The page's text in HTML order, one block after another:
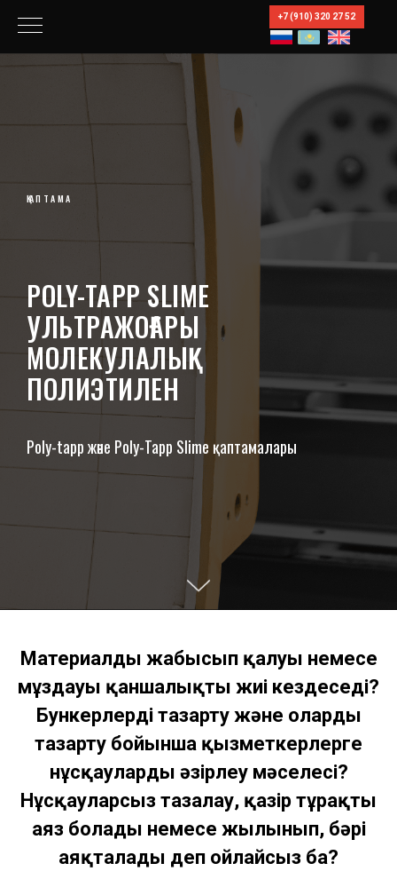
+7 (910) 320 27 52
ҚАПТАМА
POLY-TAPP SLIME
УЛЬТРАЖОҒАРЫ
МОЛЕКУЛАЛЫҚ
ПОЛИЭТИЛЕН
Poly-tapp және Poly-Tapp Slime қаптамалары
Материалдың жабысып қалуы немесе
мұздауы қаншалықты жиі кездеседі?
Бункерлерді тазарту және оларды
тазарту бойынша қызметкерлерге
нұсқауларды әзірлеу мәселесі?
Нұсқауларсыз тазалау, қазір тұрақты
аяз болады немесе жылынып, бәрі
аяқталады деп ойлайсыз ба?